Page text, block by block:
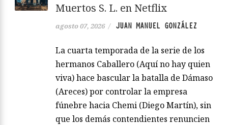
Muertos S. L. en Netflix
agosto 07, 2026 / JUAN MANUEL GONZÁLEZ
La cuarta temporada de la serie de los
hermanos Caballero (Aquí no hay quien
viva) hace bascular la batalla de Dámaso
(Areces) por controlar la empresa
fúnebre hacia Chemi (Diego Martín), sin
que los demás contendientes renuncien